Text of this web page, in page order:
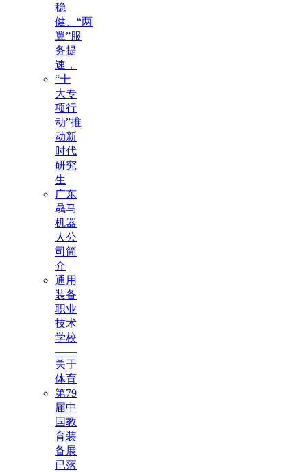
稳
健、“两
翼”服
务提
速，
“十
大专
项行
动”推
动新
时代
研究
生
广东
骉马
机器
人公
司简
介
通用
装备
职业
技术
学校
——
关于
体育
第79
届中
国教
育装
备展
已落